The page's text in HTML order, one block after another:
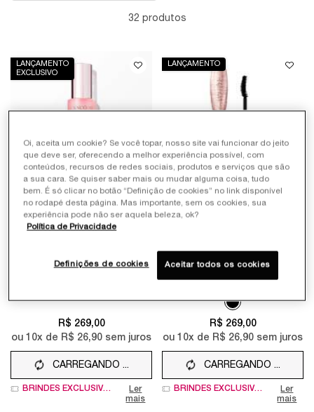
32 produtos
LANÇAMENTO
EXCLUSIVO
BRUMA FIXADORA
LANCÔME SKIN IDÔLE
0
R$ 269,00
ou 10x de R$ 26,90 sem juros
CARREGANDO ...
BRINDES EXCLUSIVOS
Ler
mais
LANÇAMENTO
MÁSCARA DE CÍLIOS
0
Apenas uma cor disponível
Selected
Preto color for
R$ 269,00
ou 10x de R$ 26,90 sem juros
CARREGANDO ...
BRINDES EXCLUSIVOS
Ler
mais
Oi, aceita um cookie? Se você topar, nosso site vai funcionar do jeito
que deve ser, oferecendo a melhor experiência possível, com
conteúdos, recursos de redes sociais, produtos e serviços que são
a sua cara. Se quiser saber mais ou mudar alguma coisa, tudo
bem. É só clicar no botão “Definição de cookies” no link disponível
no rodapé desta página. Mas importante, sem os cookies, sua
experiência pode não ser aquela beleza, ok?
Política de Privacidade
Definições de cookies Aceitar todos os cookies